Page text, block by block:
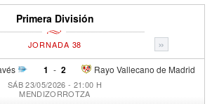
Primera División
»
JORNADA 38
1 - Rayo Vallecano de Madrid
2
SÁB 23/05/2026 - 21:00 H
MENDIZORROTZA